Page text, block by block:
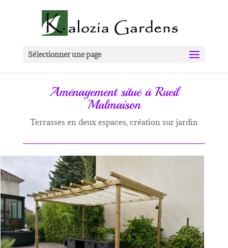
Sélectionner une page
Aménagement situé à Rueil
Malmaison
Terrasses en deux espaces, création sur jardin